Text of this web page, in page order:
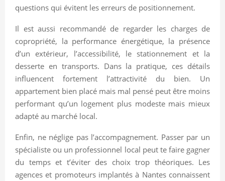
questions qui évitent les erreurs de positionnement.
Il est aussi recommandé de regarder les charges de
copropriété, la performance énergétique, la présence
d’un extérieur, l’accessibilité, le stationnement et la
desserte en transports. Dans la pratique, ces détails
influencent fortement l’attractivité du bien. Un
appartement bien placé mais mal pensé peut être moins
performant qu’un logement plus modeste mais mieux
adapté au marché local.
Enfin, ne néglige pas l’accompagnement. Passer par un
spécialiste ou un professionnel local peut te faire gagner
du temps et t’éviter des choix trop théoriques. Les
agences et promoteurs implantés à Nantes connaissent